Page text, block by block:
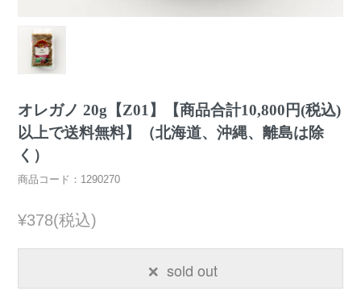
オレガノ 20g【Z01】【商品合計10,800円(税込)
以上で送料無料】（北海道、沖縄、離島は除
く）
商品コード：1290270
¥378(税込)
sold out